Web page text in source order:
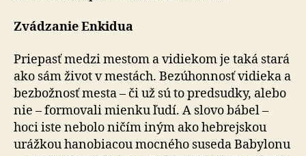
Zvádzanie Enkidua
Priepasť medzi mestom a vidiekom je taká stará
ako sám život v mestách. Bezúhonnosť vidieka a
bezbožnosť mesta – či už sú to predsudky, alebo
nie – formovali mienku ľudí. A slovo bábel –
hoci iste nebolo ničím iným ako hebrejskou
urážkou hanobiacou mocného suseda Babylonu